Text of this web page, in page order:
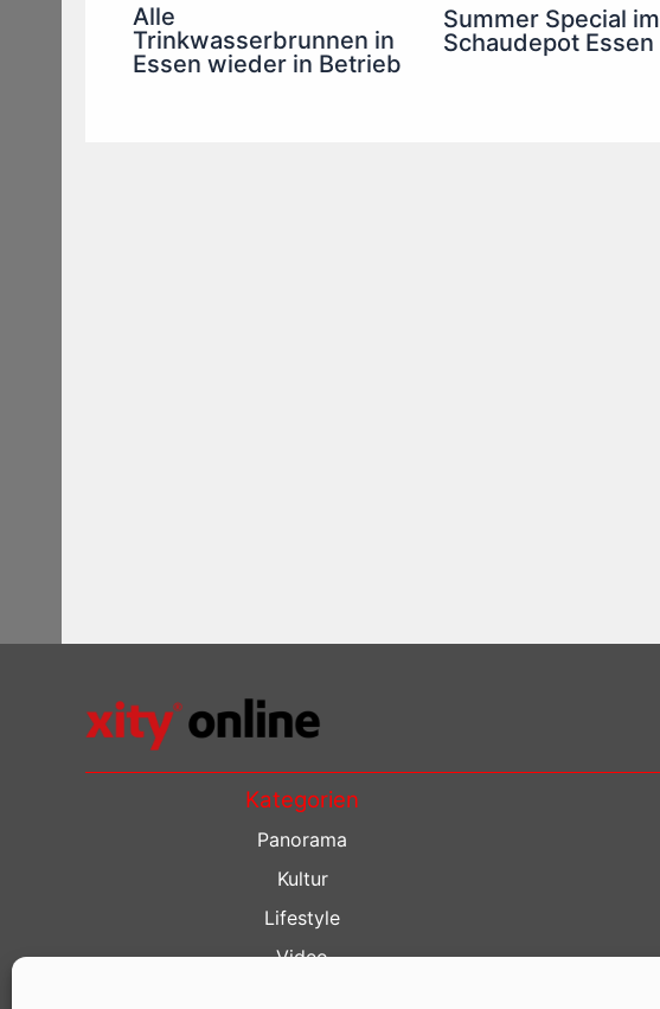
Alle
Trinkwasserbrunnen in
Essen wieder in Betrieb
Summer Special im
Schaudepot Essen
Kategorien
Panorama
Kultur
Lifestyle
Video